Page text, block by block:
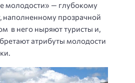
молодости» — глубокому
наполненному прозрачной
в него ныряют туристы и,
атрибуты молодости